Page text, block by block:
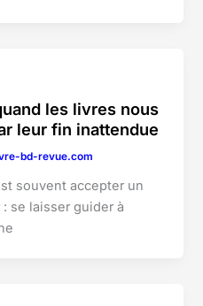
les livres nous
leur fin inattendue
bd-revue.com
souvent accepter un
se laisser guider à